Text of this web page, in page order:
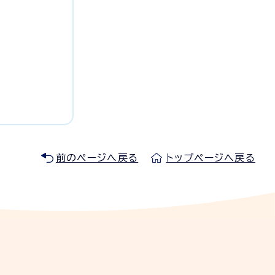
前のページへ戻る トップページへ戻る